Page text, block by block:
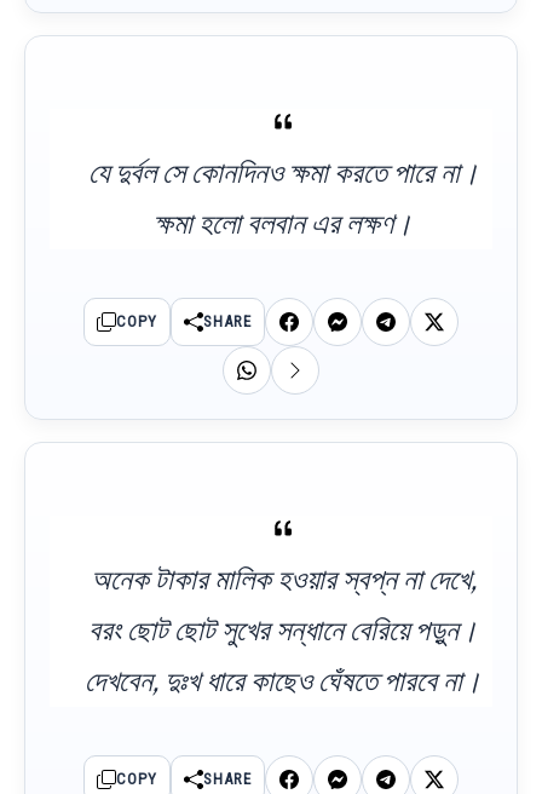
যে দুর্বল সে কোনদিনও ক্ষমা করতে পারে না।
ক্ষমা হলো বলবান এর লক্ষণ।
COPY SHARE
অনেক টাকার মালিক হওয়ার স্বপ্ন না দেখে,
বরং ছোট ছোট সুখের সন্ধানে বেরিয়ে পড়ুন।
দেখবেন, দুঃখ ধারে কাছেও ঘেঁষতে পারবে না।
COPY SHARE